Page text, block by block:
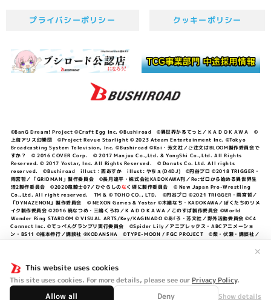
This website uses cookies
This site uses cookies. For more details, please see our Privacy Policy.
Allow all Deny Show details
✕
プライバシーポリシー クッキーポリシー
©BanG Dream! Project ©Craft Egg Inc. ©Bushiroad ©異世界かるてっと／ＫＡＤＯＫＡＷＡ ©
上海アリス幻樂団 ©Project Revue Starlight © 2023 Ateam Entertainment Inc. ©Tokyo
Broadcasting System Television, Inc. ©Bushiroad ©Koi・芳文社／ご注文はBLOOM製作委員会で
すか？ © 2016 COVER Corp. © 2017 Manjuu Co.,Ltd. & YongShi Co.,Ltd. All Rights
Reserved. © 2017 Yostar, Inc. All Rights Reserved. © Donuts Co. Ltd. All rights
reserved. ©Bushiroad illust：西あすか illust: やちぇ(D4DJ) ©円谷プロ ©2018 TRIGGER・
雨宮哲／「GRIDMAN」製作委員会 ©長月達平・株式会社KADOKAWA刊／Re:ゼロから始める異世界生
活2製作委員会 ©2020竜騎士07／ひぐらしのなく頃に製作委員会 © New Japan Pro-Wrestling
Co.,Ltd. All right reserved. TM & © TOHO CO., LTD. ©円谷プロ ©2021 TRIGGER・雨宮哲／
「DYNAZENON」製作委員会 © NEXON Games & Yostar ©木緒なち・KADOKAWA／ぼくたちのリメ
イク製作委員会 ©2016 暁なつめ・三嶋くろね／ＫＡＤＯＫＡＷＡ／このすば製作委員会 ©World
Wonder Ring STARDOM © VISUAL ARTS/Key/KAGINADO ©あfろ・芳文社／野外活動委員会 ©C4
Connect Inc. ©てっぺんグランプリ実行委員会 ©Spider Lily／アニプレックス・ABCアニメーショ
ン・BS11 ©福本伸行／講談社 ®KODANSHA ©TYPE-MOON / FGC PROJECT ©柴・伏瀬・講談社／
©中村力斗・野澤ゆき子／集英社・君のことが大大大大大好きな製作委員会 ©IIS-P／ぽんのみち製作委
員会 ©円谷プロ ©2023 TRIGGER・雨宮哲／「劇場版グリッドマンユニバース」製作委員会 © NEXON
Games／アビドス商店街 ©プロジェクトラブライブ！蓮ノ空女学院スクールアイドルクラブ ©「勇気爆
発バーンブレイバーン」製作委員会